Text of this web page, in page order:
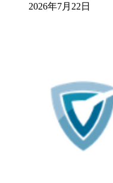
2026年7月22日